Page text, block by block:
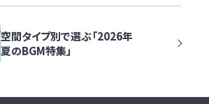
空間タイプ別で選ぶ「2026年
夏のBGM特集」